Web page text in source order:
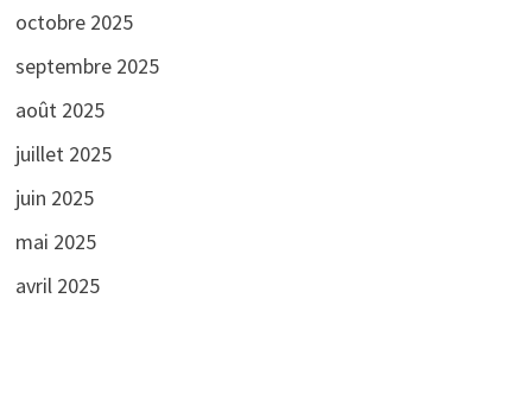
octobre 2025
septembre 2025
août 2025
juillet 2025
juin 2025
mai 2025
avril 2025